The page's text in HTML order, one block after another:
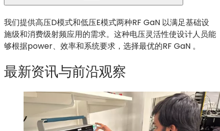
我们提供高压D模式和低压E模式两种RF GaN 以满足基础设
施级和消费级射频应用的需求。这种电压灵活性使设计人员能
够根据power、效率和系统要求，选择最优的RF GaN 。
最新资讯与前沿观察